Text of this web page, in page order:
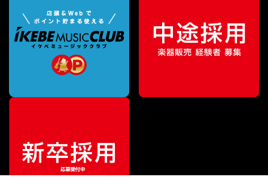
販売価格¥173,800 （税込）